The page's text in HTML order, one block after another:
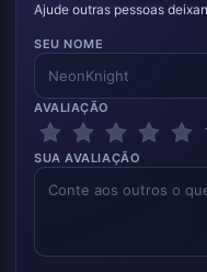
Ajude outras pessoas
SEU NOME
AVALIAÇÃO
SUA AVALIAÇÃO